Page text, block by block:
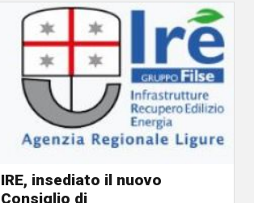
IRE, insediato il nuovo
Consiglio di